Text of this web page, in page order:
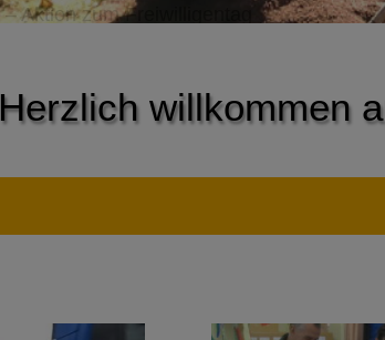
Herzlich willkommen